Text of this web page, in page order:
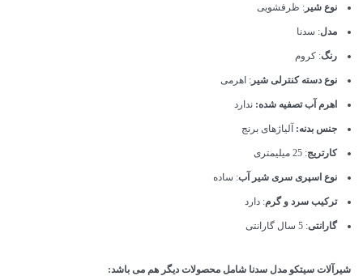
نوع شیر : ظرفشویی
مدل: سدنا
رنگ: کروم
نوع دسته کنترلی شیر : اهرمی
اهرم آب تصفیه شده: ندارد
جنس بدنه: آلیاژهای برنج
کارتریج: 25 میلیمتری
نوع اسپری سری شیر آب: ساده
ترکیب سرد و گرم: دارد
گارانتی: 5 سال گارانتی
شیرآلات سیتکو مدل سدنا شامل محصولات دیگر هم می باشد: